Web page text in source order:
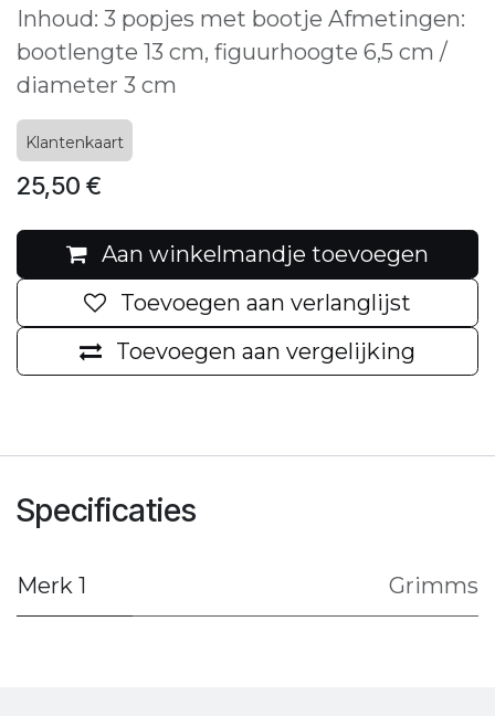
Inhoud: 3 popjes met bootje Afmetingen:
bootlengte 13 cm, figuurhoogte 6,5 cm /
diameter 3 cm
Klantenkaart
25,50 €
Aan winkelmandje toevoegen
Toevoegen aan vergelijking
Toevoegen aan verlanglijst
Specificaties
Merk 1 Grimms